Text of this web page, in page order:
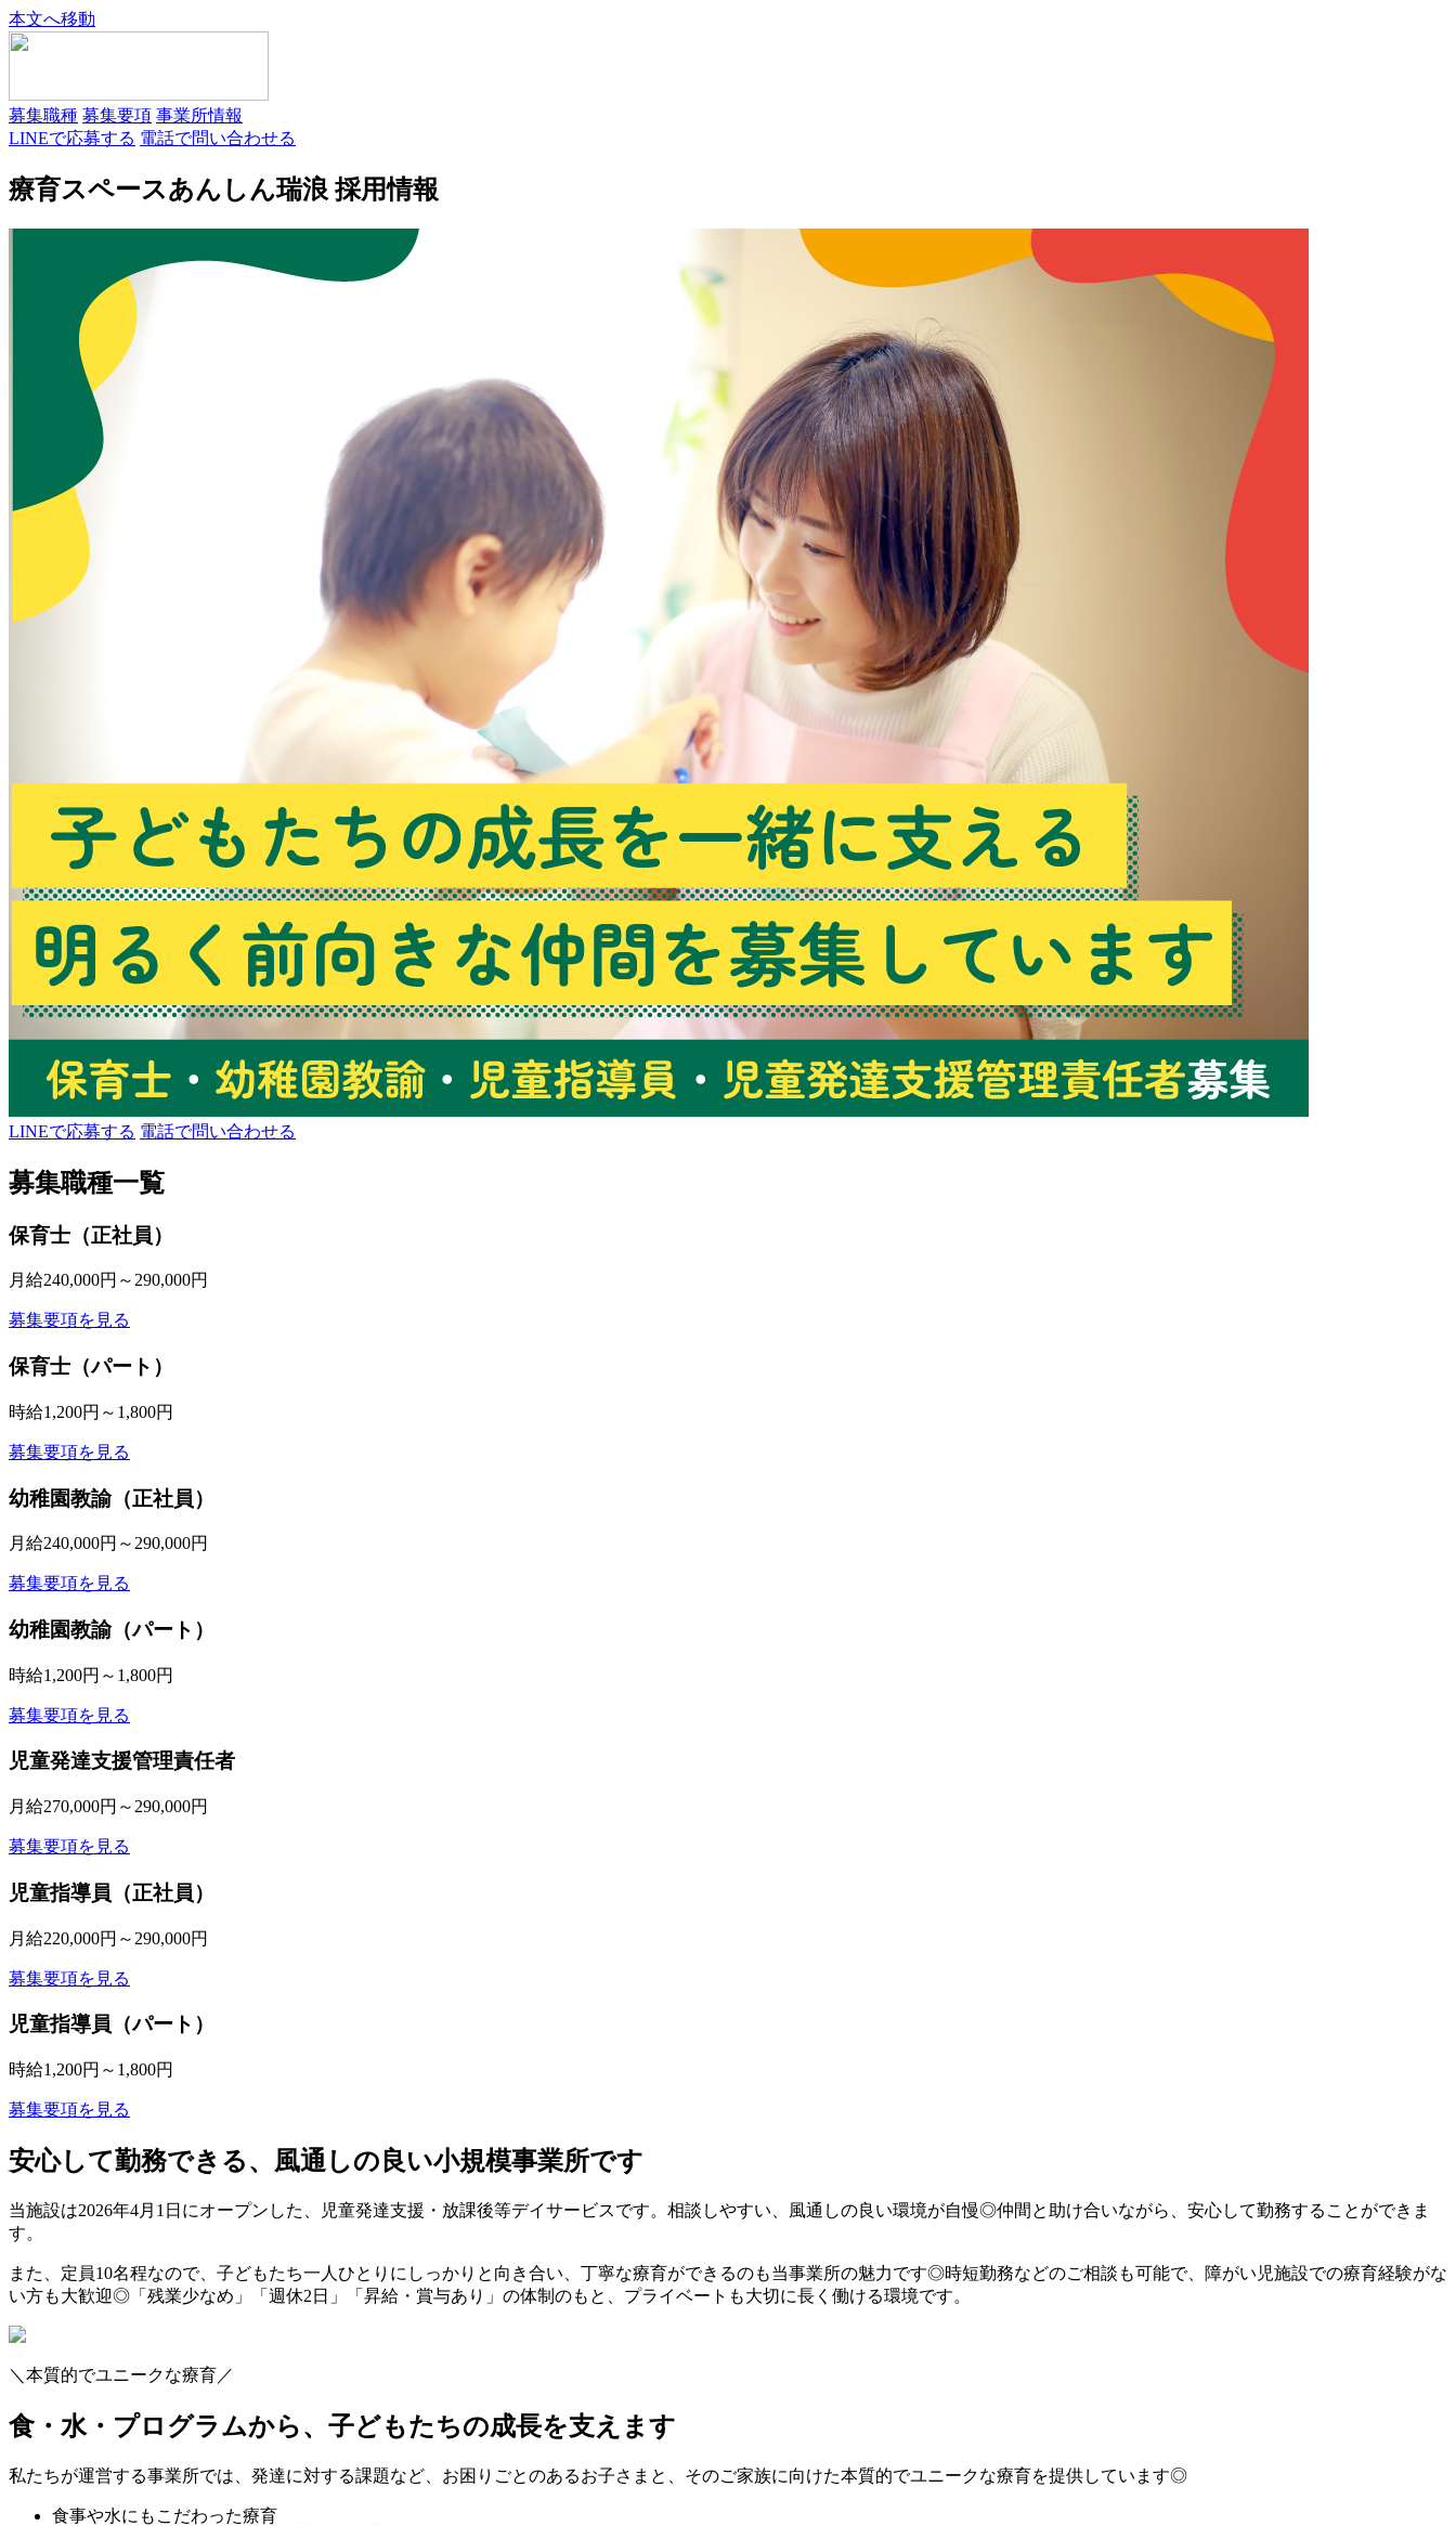
本文へ移動
募集職種 募集要項 事業所情報
LINEで応募する 電話で問い合わせる
療育スペースあんしん瑞浪 採用情報
LINEで応募する 電話で問い合わせる
募集職種一覧
保育士（正社員）
月給240,000円～290,000円
募集要項を見る
保育士（パート）
時給1,200円～1,800円
募集要項を見る
幼稚園教諭（正社員）
月給240,000円～290,000円
募集要項を見る
幼稚園教諭（パート）
時給1,200円～1,800円
募集要項を見る
児童発達支援管理責任者
月給270,000円～290,000円
募集要項を見る
児童指導員（正社員）
月給220,000円～290,000円
募集要項を見る
児童指導員（パート）
時給1,200円～1,800円
募集要項を見る
安心して勤務できる、風通しの良い小規模事業所です
当施設は2026年4月1日にオープンした、児童発達支援・放課後等デイサービスです。相談しやすい、風通しの良い環境が自慢◎仲間と助け合いながら、安心して勤務することができま
す。
また、定員10名程なので、子どもたち一人ひとりにしっかりと向き合い、丁寧な療育ができるのも当事業所の魅力です◎時短勤務などのご相談も可能で、障がい児施設での療育経験がな
い方も大歓迎◎「残業少なめ」「週休2日」「昇給・賞与あり」の体制のもと、プライベートも大切に長く働ける環境です。
＼本質的でユニークな療育／
食・水・プログラムから、子どもたちの成長を支えます
私たちが運営する事業所では、発達に対する課題など、お困りごとのあるお子さまと、そのご家族に向けた本質的でユニークな療育を提供しています◎
食事や水にもこだわった療育